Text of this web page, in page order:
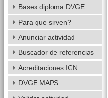
Bases diploma DVGE
Para que sirven?
Anunciar actividad
Buscador de referencias
Acreditaciones IGN
DVGE MAPS